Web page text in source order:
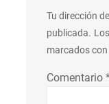
Tu dirección
publicada.
marcados con
Comentario